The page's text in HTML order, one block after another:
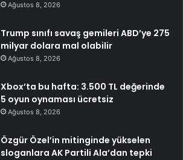
Ağustos 8, 2026
Trump sınıfı savaş gemileri ABD’ye 275
milyar dolara mal olabilir
Ağustos 8, 2026
Xbox’ta bu hafta: 3.500 TL değerinde
5 oyun oynaması ücretsiz
Ağustos 8, 2026
Özgür Özel’in mitinginde yükselen
sloganlara AK Partili Ala’dan tepki